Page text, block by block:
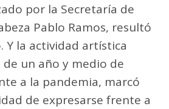
por la Secretaría de
Pablo Ramos, resultó
la actividad artística
de un año y medio de
a la pandemia, marcó
de expresarse frente a